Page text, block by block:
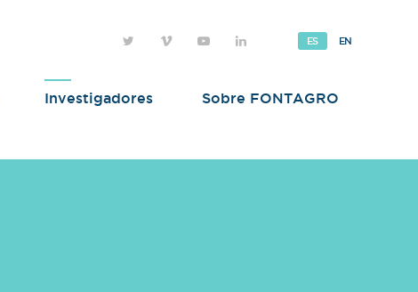
ES EN
Investigadores Sobre FONTAGRO